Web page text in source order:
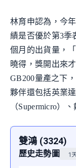
林育申認為，今
績是否優於第3季
個月的出貨量，
曉得，獎開出來
GB200量產之下
夥伴還包括英業
（Supermicro）